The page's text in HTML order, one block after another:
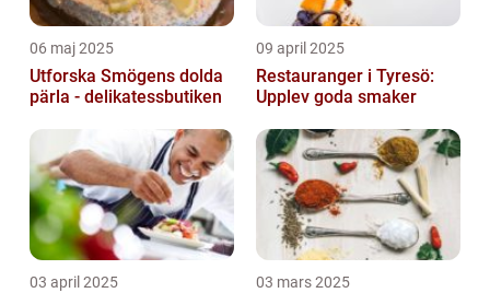
06 maj 2025
Utforska Smögens dolda
pärla - delikatessbutiken
09 april 2025
Restauranger i Tyresö:
Upplev goda smaker
03 april 2025 03 mars 2025